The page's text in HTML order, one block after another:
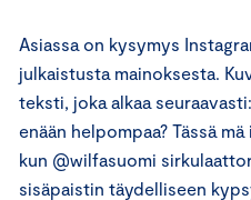
Asiassa on kysymys
julkaistusta mainoksesta.
teksti, joka alkaa
enään helpompaa? Tässä
kun @wilfasuomi
sisäpaistin täydelliseen